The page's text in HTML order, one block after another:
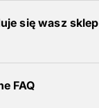
się wasz sklep
FAQ